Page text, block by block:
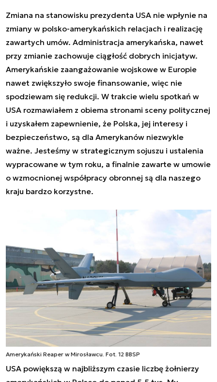
Zmiana na stanowisku prezydenta USA nie wpłynie na
zmiany w polsko-amerykańskich relacjach i realizację
zawartych umów. Administracja amerykańska, nawet
przy zmianie zachowuje ciągłość dobrych inicjatyw.
Amerykańskie zaangażowanie wojskowe w Europie
nawet zwiększyło swoje finansowanie, więc nie
spodziewam się redukcji. W trakcie wielu spotkań w
USA rozmawiałem z obiema stronami sceny politycznej
i uzyskałem zapewnienie, że Polska, jej interesy i
bezpieczeństwo, są dla Amerykanów niezwykle
ważne. Jesteśmy w strategicznym sojuszu i ustalenia
wypracowane w tym roku, a finalnie zawarte w umowie
o wzmocnionej współpracy obronnej są dla naszego
kraju bardzo korzystne.
Amerykański Reaper w Mirosławcu. Fot. 12 BBSP
USA powiększą w najbliższym czasie liczbę żołnierzy